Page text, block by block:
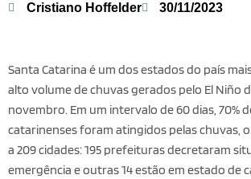
Cristiano Hoffelder 30/11/2023
Santa Catarina é um dos estados do país
alto volume de chuvas gerados pelo El Niño
novembro. Em um intervalo de 60 dias, 70%
catarinenses foram atingidos pelas chuvas,
a 209 cidades: 195 prefeituras decretaram
emergência e outras 14 estão em estado de